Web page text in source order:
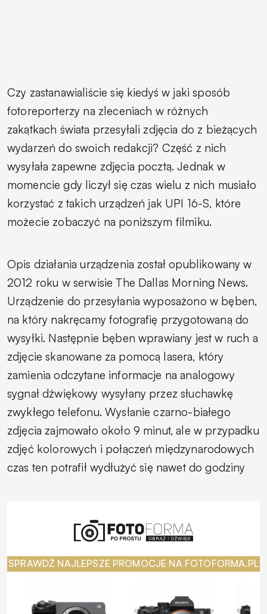
Czy zastanawialiście się kiedyś w jaki sposób
fotoreporterzy na zleceniach w różnych
zakątkach świata przesyłali zdjęcia do z bieżących
wydarzeń do swoich redakcji? Część z nich
wysyłała zapewne zdjęcia pocztą. Jednak w
momencie gdy liczył się czas wielu z nich musiało
korzystać z takich urządzeń jak UPI 16-S, które
możecie zobaczyć na poniższym filmiku.
Opis działania urządzenia został opublikowany w
2012 roku w serwisie The Dallas Morning News.
Urządzenie do przesyłania wyposażono w bęben,
na który nakręcamy fotografię przygotowaną do
wysyłki. Następnie bęben wprawiany jest w ruch a
zdjęcie skanowane za pomocą lasera, który
zamienia odczytane informacje na analogowy
sygnał dźwiękowy wysyłany przez słuchawkę
zwykłego telefonu. Wysłanie czarno-białego
zdjęcia zajmowało około 9 minut, ale w przypadku
zdjęć kolorowych i połączeń międzynarodowych
czas ten potrafił wydłużyć się nawet do godziny
SPRAWDŹ NAJLEPSZE PROMOCJE NA FOTOFORMA.PL